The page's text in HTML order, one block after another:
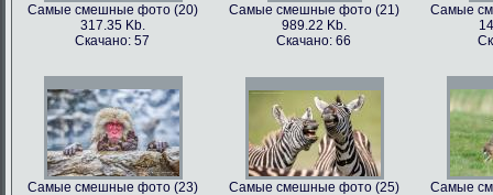
Самые смешные фото (9)
562.79 Kb.
Самые смешные фото (10)
899.22 Kb.
Самые
Самые смешные фото (20)
317.35 Kb.
Скачано: 57
Самые смешные фото (21)
989.22 Kb.
Скачано: 66
Самые
Самые смешные фото (23)
Самые смешные фото (25)
Самые